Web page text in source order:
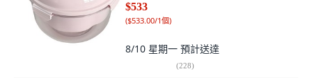
$533
($533.00/1個)
8/10 星期一 預計送達
(228)